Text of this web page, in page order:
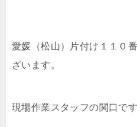
愛媛（松山）片付け１１０
ざいます。
現場作業スタッフの関口です